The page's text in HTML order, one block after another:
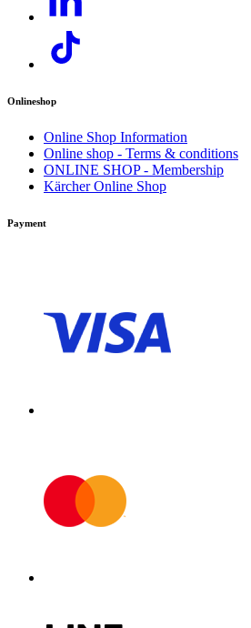
Onlineshop
Online Shop Information
Online shop - Terms & conditions
ONLINE SHOP - Membership
Kärcher Online Shop
Payment